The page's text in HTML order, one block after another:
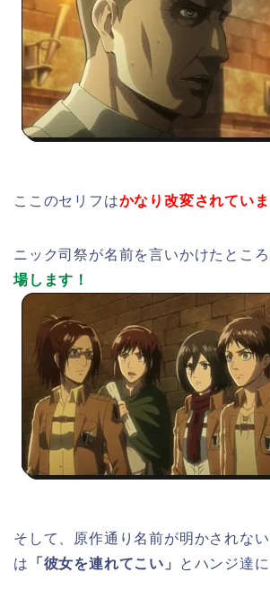
ここのセリフはかなり改変されていま
ニック司祭が名前を言いかけたとこ
場します！
そして、原作通り名前が明かされな
は
「彼女を連れてこい」 とハンジ達